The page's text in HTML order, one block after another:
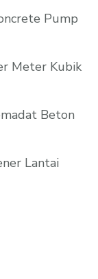
Pump
Meter Kubik
Beton
Lantai